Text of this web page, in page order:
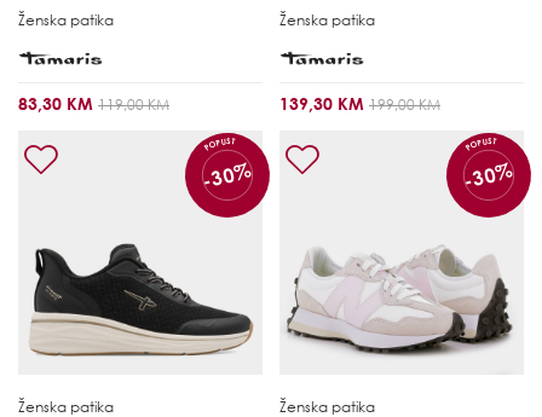
Ženska patika
83,30 KM 119,00 KM
Ženska patika
139,30 KM 199,00 KM
POPUST
-30%
Ženska patika
POPUST
-30%
Ženska patika